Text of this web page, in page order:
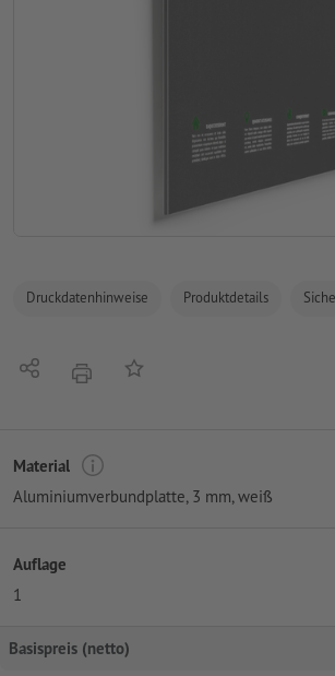
Druckdatenhinweise Produktdetails
Teilen DruckenAuf die Merkliste
Material
Aluminiumverbundplatte, 3 mm, weiß
Auflage
1
Basispreis (netto)